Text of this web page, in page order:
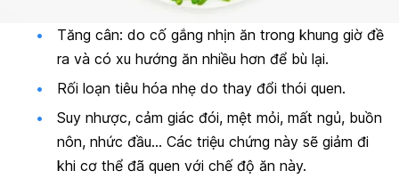
Tăng cân: do cố gắng nhịn ăn trong khung giờ đề
ra và có xu hướng ăn nhiều hơn để bù lại.
Rối loạn tiêu hóa nhẹ do thay đổi thói quen.
Suy nhược, cảm giác đói, mệt mỏi, mất ngủ, buồn
nôn, nhức đầu… Các triệu chứng này sẽ giảm đi
khi cơ thể đã quen với chế độ ăn này.